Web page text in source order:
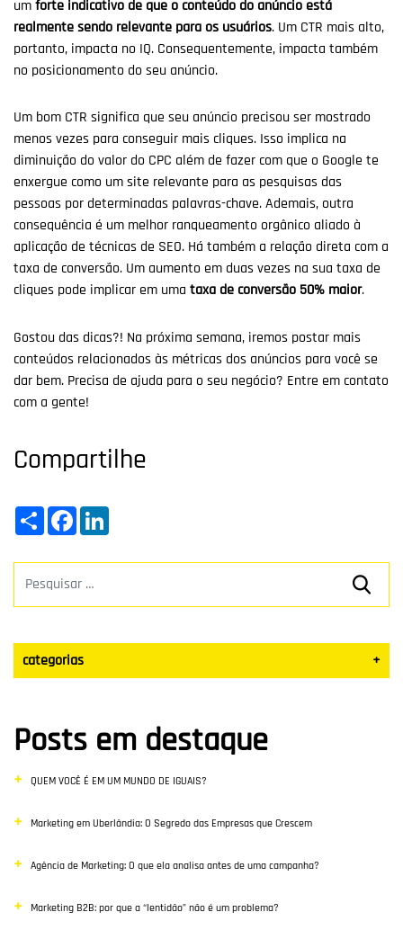
umforte indicativo de que o conteúdo do anúncio está
realmente sendo relevante para os usuários. Um CTR mais alto,
portanto, impacta no IQ. Consequentemente, impacta também
no posicionamento do seu anúncio.
Um bom CTR significa que seu anúncio precisou ser mostrado
menos vezes para conseguir mais cliques. Isso implica na
diminuição do valor do CPC além de fazer com que o Google te
enxergue como um site relevante para as pesquisas das
pessoas por determinadas palavras-chave. Ademais, outra
consequência é um melhor ranqueamento orgânico aliado à
aplicação de técnicas de SEO. Há também a relação direta com a
taxa de conversão. Um aumento em duas vezes na sua taxa de
cliques pode implicar em uma taxa de conversão 50% maior.
Gostou das dicas?! Na próxima semana, iremos postar mais
conteúdos relacionados às métricas dos anúncios para você se
dar bem. Precisa de ajuda para o seu negócio? Entre em contato
com a gente!
Compartilhe
ShareFacebook
categorias +
Blog
Vendas
Destaque
Inbound Marketing
Desenvolvimento Web
Posts em destaque
QUEM VOCÊ É EM UM MUNDO DE IGUAIS?
Marketing em Uberlândia: O Segredo das Empresas que Crescem
Agência de Marketing: O que ela analisa antes de uma campanha?
Marketing B2B: por que a “lentidão” não é um problema?